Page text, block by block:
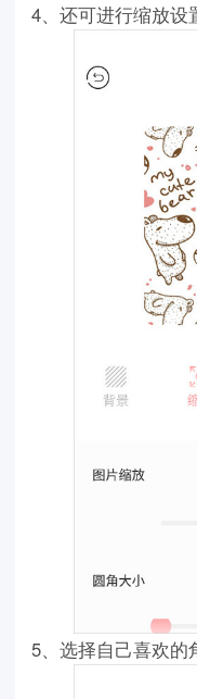
4、还可进行缩放设
5、选择自己喜欢的